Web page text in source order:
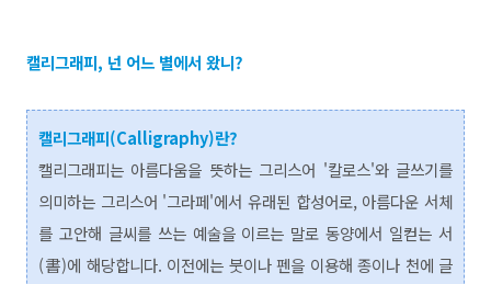
캘리그래피, 넌 어느 별에서 왔니?
캘리그래피(Calligraphy)란?
캘리그래피는 아름다움을 뜻하는 그리스어 '칼로스'와 글쓰기를
의미하는 그리스어 '그라페'에서 유래된 합성어로, 아름다운 서체
를 고안해 글씨를 쓰는 예술을 이르는 말로 동양에서 일컫는 서
(書)에 해당합니다. 이전에는 붓이나 펜을 이용해 종이나 천에 글